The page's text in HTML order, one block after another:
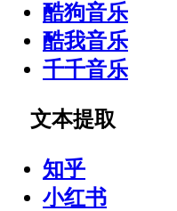
酷狗音乐
酷我音乐
千千音乐
文本提取
知乎
小红书